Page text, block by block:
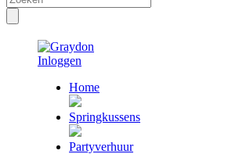
Inloggen
Home
Springkussens
Partyverhuur